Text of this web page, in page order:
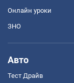
Онлайн уроки
ЗНО
Авто
Тест Драйв